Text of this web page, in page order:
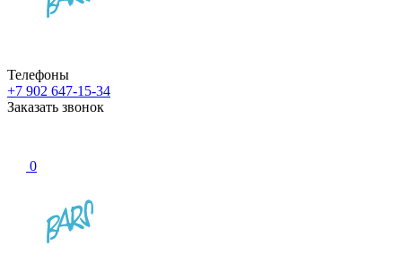
Телефоны
+7 902 647-15-34
Заказать звонок
0